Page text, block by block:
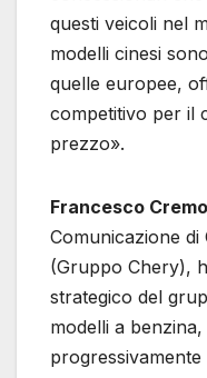
questi veicoli nel
modelli cinesi
quelle europee,
competitivo per il
prezzo».
Francesco
Comunicazione
(Gruppo Chery),
strategico del
modelli a